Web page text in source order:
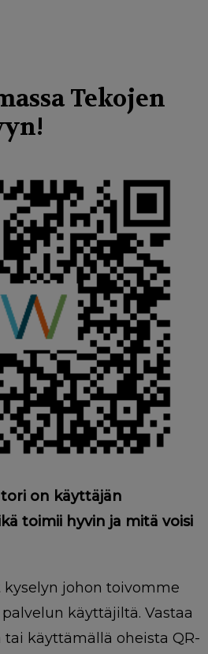
Tekojen
on käyttäjän
toimii hyvin ja mitä voisi
johon toivomme
käyttäjiltä. Vastaa
tai käyttämällä oheista QR-